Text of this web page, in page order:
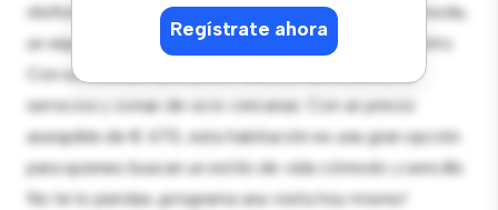
Regístrate ahora
disfrute, esta habitación proporciona una cama cómoda,
un espacio de trabajo y soluciones de almacenamiento.
Con su increíble ubicación, tendrás fácil acceso a
servicios y zonas de ocio cercanas. Con un precio
asequible de € 670, esta habitación es una gran opción
para quienes buscan un estilo de vida cómodo y sencillo.
No te lo pierdas: ¡programa una visita hoy mismo!